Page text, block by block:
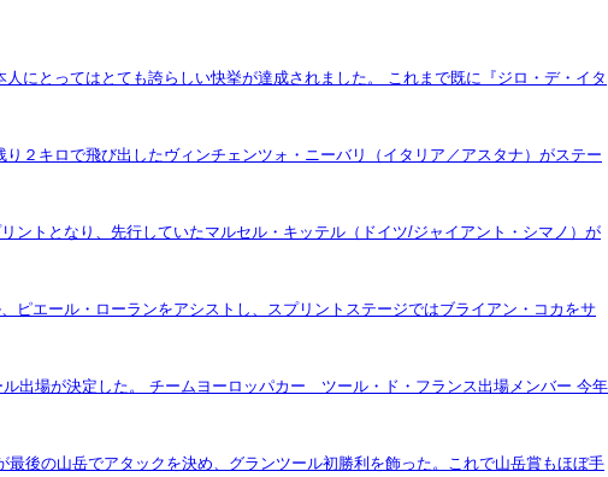
にとってはとても誇らしい快挙が達成されました。 これまで既に『ジロ・デ・イタ
２キロで飛び出したヴィンチェンツォ・ニーバリ（イタリア／アスタナ）がステー
ントとなり、先行していたマルセル・キッテル（ドイツ/ジャイアント・シマノ）が
ピエール・ローランをアシストし、スプリントステージではブライアン・コカをサ
出場が決定した。 チームヨーロッパカー ツール・ド・フランス出場メンバー 今年
後の山岳でアタックを決め、グランツール初勝利を飾った。これで山岳賞もほぼ手